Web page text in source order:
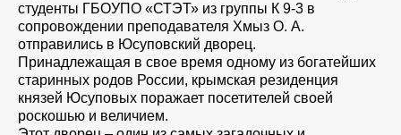
студенты ГБОУПО «СТЭТ» из группы К 9-3 в
сопровождении преподавателя Хмыз О. А.
отправились в Юсуповский дворец.
Принадлежащая в свое время одному из богатейших
старинных родов России, крымская резиденция
князей Юсуповых поражает посетителей своей
роскошью и величием.